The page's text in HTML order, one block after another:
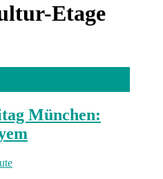
Etage
München: